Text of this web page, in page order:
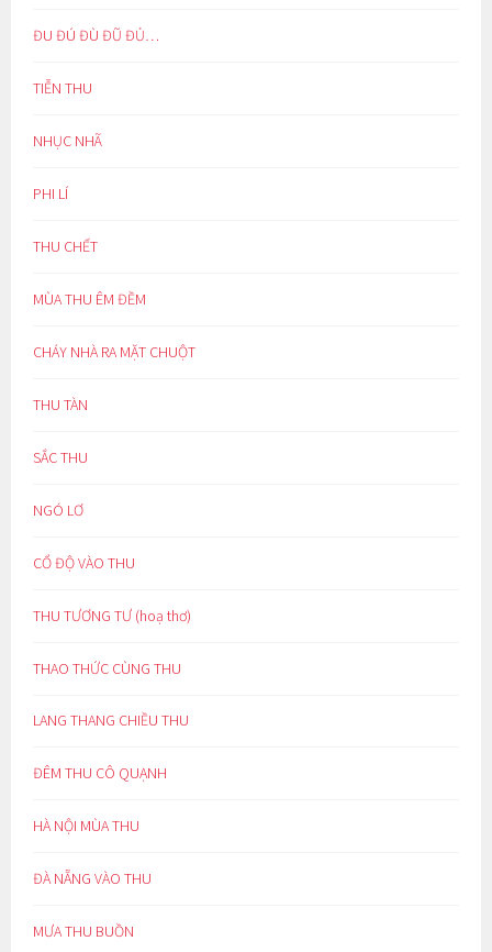
ĐU ĐÚ ĐÙ ĐŨ ĐỦ…
TIỄN THU
NHỤC NHÃ
PHI LÍ
THU CHẾT
MÙA THU ÊM ĐỀM
CHÁY NHÀ RA MẶT CHUỘT
THU TÀN
SẮC THU
NGÓ LƠ
CỔ ĐỘ VÀO THU
THU TƯƠNG TƯ (hoạ thơ)
THAO THỨC CÙNG THU
LANG THANG CHIỀU THU
ĐÊM THU CÔ QUẠNH
HÀ NỘI MÙA THU
ĐÀ NẴNG VÀO THU
MƯA THU BUỒN